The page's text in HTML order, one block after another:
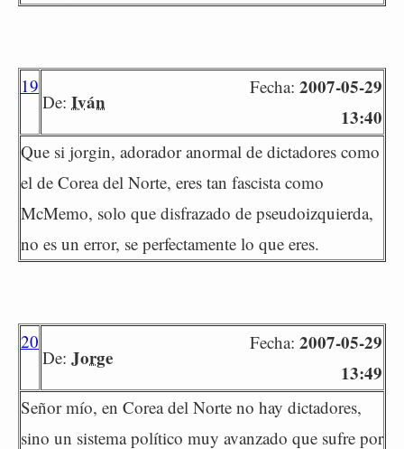
19
De: Iván
Fecha: 2007-05-29
13:40
Que si jorgin, adorador anormal de dictadores como
el de Corea del Norte, eres tan fascista como
McMemo, solo que disfrazado de pseudoizquierda,
no es un error, se perfectamente lo que eres.
20
De: Jorge
Fecha: 2007-05-29
13:49
Señor mío, en Corea del Norte no hay dictadores,
sino un sistema político muy avanzado que sufre por